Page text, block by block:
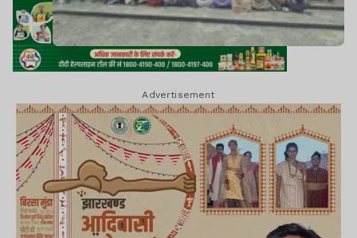
Advertisement